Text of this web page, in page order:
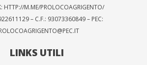
HTTP://M.ME/PROLOCOAGRIGENTO/
– C.F.: 93073360849 – PEC:
LINKS UTILI